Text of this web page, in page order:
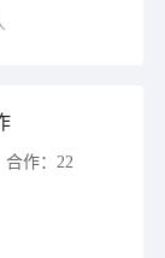
合作： 22